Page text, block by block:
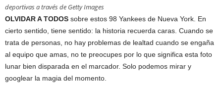
deportivas a través de Getty Images
OLVIDAR A TODOS sobre estos 98 Yankees de Nueva York. En
cierto sentido, tiene sentido: la historia recuerda caras. Cuando se
trata de personas, no hay problemas de lealtad cuando se engaña
al equipo que amas, no te preocupes por lo que significa esta foto
lunar bien disparada en el marcador. Solo podemos mirar y
googlear la magia del momento.